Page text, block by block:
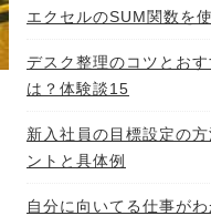
エクセルのSUM関数を
デスク整理のコツとお
は？体験談15
新入社員の目標設定の
ントと具体例
自分に向いてる仕事が